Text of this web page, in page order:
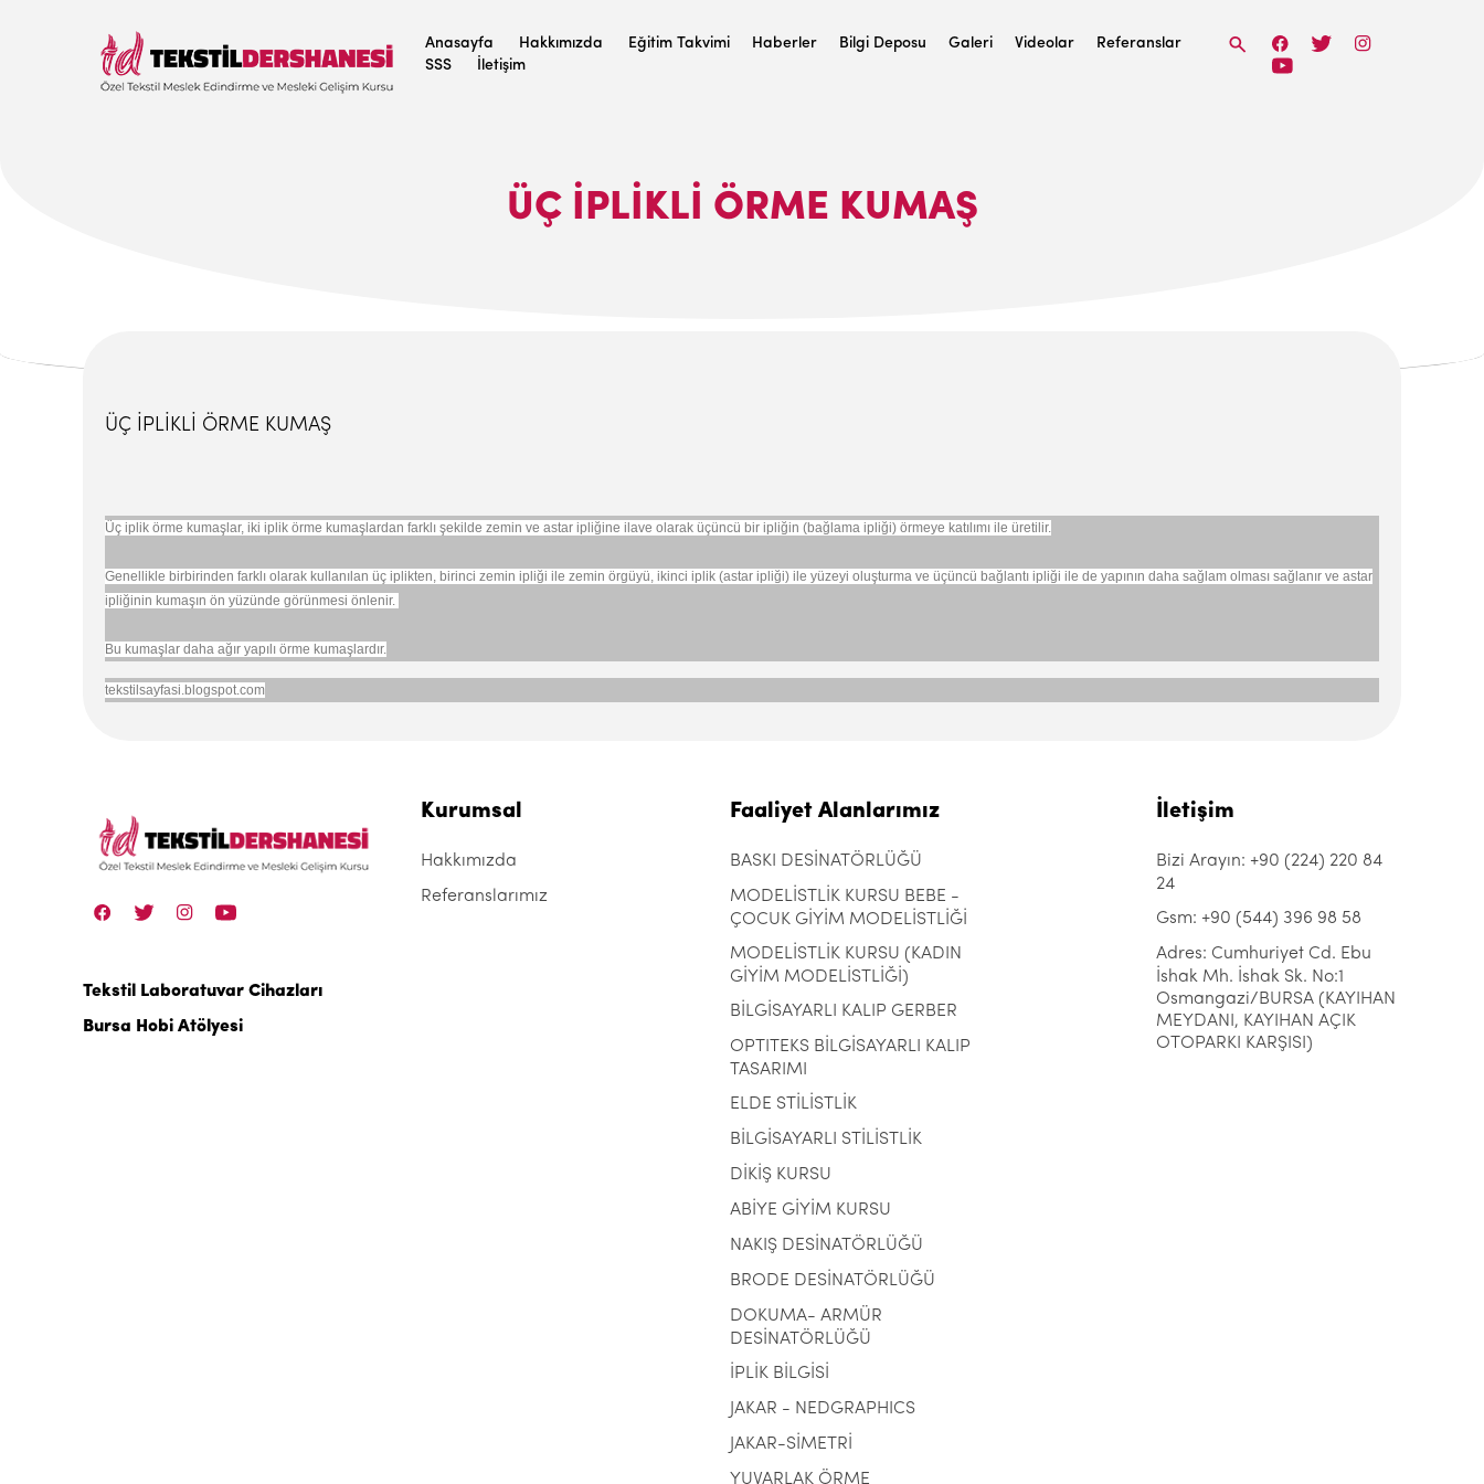
Anasayfa Hakkımızda Eğitim Takvimi Haberler Bilgi Deposu Galeri Videolar
Referanslar
SSS
İletişim
ÜÇ İPLİKLİ ÖRME KUMAŞ
ÜÇ İPLİKLİ ÖRME KUMAŞ
Üç iplik örme kumaşlar, iki iplik örme kumaşlardan farklı şekilde zemin ve astar ipliğine ilave olarak üçüncü bir ipliğin (bağlama ipliği) örmeye katılımı ile üretilir.
Genellikle birbirinden farklı olarak kullanılan üç iplikten, birinci zemin ipliği ile zemin örgüyü, ikinci iplik (astar ipliği) ile yüzeyi oluşturma ve üçüncü bağlantı ipliği ile de yapının daha sağlam olması sağlanır ve astar
ipliğinin kumaşın ön yüzünde görünmesi önlenir.
Bu kumaşlar daha ağır yapılı örme kumaşlardır.
tekstilsayfasi.blogspot.com
Tekstil Laboratuvar Cihazları
Bursa Hobi Atölyesi
Kurumsal
Hakkımızda
Referanslarımız
Faaliyet Alanlarımız
BASKI DESİNATÖRLÜĞÜ
MODELİSTLİK KURSU BEBE -
ÇOCUK GİYİM MODELİSTLİĞİ
MODELİSTLİK KURSU (KADIN
GİYİM MODELİSTLİĞİ)
BİLGİSAYARLI KALIP GERBER
OPTITEKS BİLGİSAYARLI KALIP
TASARIMI
ELDE STİLİSTLİK
BİLGİSAYARLI STİLİSTLİK
DİKİŞ KURSU
ABİYE GİYİM KURSU
NAKIŞ DESİNATÖRLÜĞÜ
BRODE DESİNATÖRLÜĞÜ
DOKUMA- ARMÜR
DESİNATÖRLÜĞÜ
İPLİK BİLGİSİ
JAKAR - NEDGRAPHICS
JAKAR-SİMETRİ
YUVARLAK ÖRME
İletişim
Bizi Arayın: +90 (224) 220 84
24
Gsm: +90 (544) 396 98 58
Adres: Cumhuriyet Cd. Ebu
İshak Mh. İshak Sk. No:1
Osmangazi/BURSA (KAYIHAN
MEYDANI, KAYIHAN AÇIK
OTOPARKI KARŞISI)